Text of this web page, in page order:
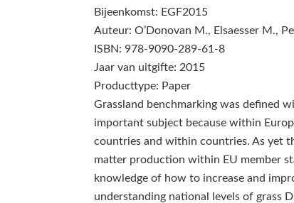
Bijeenkomst: EGF2015
Auteur: O’Donovan M., Elsaesser M.,
ISBN: 978-9090-289-61-8
Jaar van uitgifte: 2015
Producttype: Paper
Grassland benchmarking was defined
important subject because within
countries and within countries. As yet
matter production within EU member
knowledge of how to increase and
understanding national levels of grass